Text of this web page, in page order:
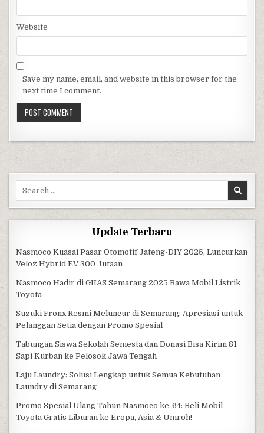
Website
Save my name, email, and website in this browser for the
next time I comment.
Update Terbaru
Nasmoco Kuasai Pasar Otomotif Jateng-DIY 2025, Luncurkan
Veloz Hybrid EV 300 Jutaan
Nasmoco Hadir di GIIAS Semarang 2025 Bawa Mobil Listrik
Toyota
Suzuki Fronx Resmi Meluncur di Semarang: Apresiasi untuk
Pelanggan Setia dengan Promo Spesial
Tabungan Siswa Sekolah Semesta dan Donasi Bisa Kirim 81
Sapi Kurban ke Pelosok Jawa Tengah
Laju Laundry: Solusi Lengkap untuk Semua Kebutuhan
Laundry di Semarang
Promo Spesial Ulang Tahun Nasmoco ke-64: Beli Mobil
Toyota Gratis Liburan ke Eropa, Asia & Umroh!